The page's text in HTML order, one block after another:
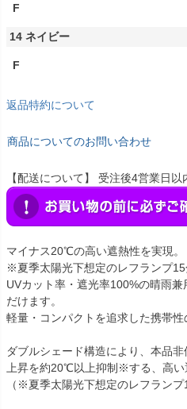
F
14 ネイビー
F
返品特約について
商品についてのお問い合わせ
【配送について】 受注後4営業日以
マイナス20℃の高い遮熱性を実現。
※夏季太陽光下想定のレフランプ
UVカット率・遮光率100%の晴雨
だけます。
軽量・コンパクトを追求した携帯性
ダブルシェード構造により、本品
上昇を約20℃以上抑制※する、高い
（※夏季太陽光下想定のレフランプ